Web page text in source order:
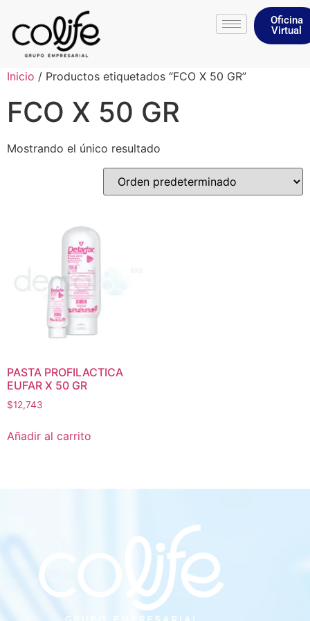
Oficina
Virtual
Inicio / Productos etiquetados “FCO X 50 GR”
FCO X 50 GR
Mostrando el único resultado
PASTA PROFILACTICA
EUFAR X 50 GR
$12,743
Añadir al carrito